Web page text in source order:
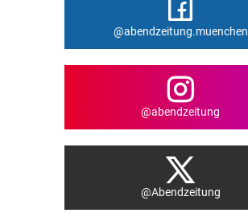
@abendzeitung.muenchen
@abendzeitung
@Abendzeitung